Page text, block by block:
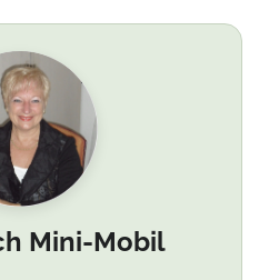
Mini-Mobil